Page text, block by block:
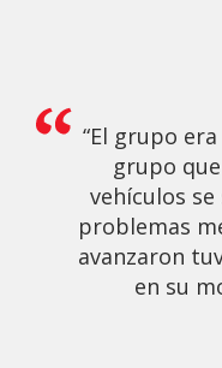
“El grupo
grupo
vehículos
problemas
avanzaron
en su